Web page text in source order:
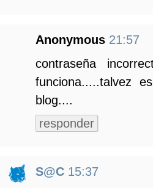
Anonymous 21:57
contraseña
funciona.....talvez
blog....
responder
S@C 15:37